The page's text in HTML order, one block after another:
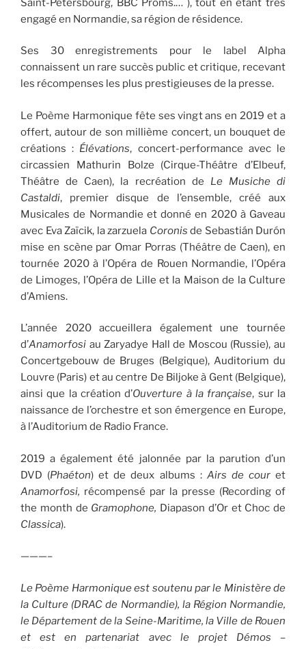
Saint-Pétersbourg, BBC Proms.… ), tout en étant très
engagé en Normandie, sa région de résidence.
Ses 30 enregistrements pour le label Alpha
connaissent un rare succès public et critique, recevant
les récompenses les plus prestigieuses de la presse.
Le Poème Harmonique fête ses vingt ans en 2019 et a
offert, autour de son millième concert, un bouquet de
créations : Élévations, concert-performance avec le
circassien Mathurin Bolze (Cirque-Théâtre d’Elbeuf,
Théâtre de Caen), la recréation de Le Musiche di
Castaldi, premier disque de l’ensemble, créé aux
Musicales de Normandie et donné en 2020 à Gaveau
avec Eva Zaïcik, la zarzuela Coronis de Sebastián Durón
mise en scène par Omar Porras (Théâtre de Caen), en
tournée 2020 à l’Opéra de Rouen Normandie, l’Opéra
de Limoges, l’Opéra de Lille et la Maison de la Culture
d’Amiens.
L’année 2020 accueillera également une tournée
d’Anamorfosi au Zaryadye Hall de Moscou (Russie), au
Concertgebouw de Bruges (Belgique), Auditorium du
Louvre (Paris) et au centre De Biljoke à Gent (Belgique),
ainsi que la création d’Ouverture à la française, sur la
naissance de l’orchestre et son émergence en Europe,
à l’Auditorium de Radio France.
2019 a également été jalonnée par la parution d’un
DVD (Phaéton) et de deux albums : Airs de couret
Anamorfosi, récompensé par la presse (Recording of
the month de Gramophone, Diapason d’Or et Choc de
Classica).
———–
Le Poème Harmonique est soutenu par le Ministère de
la Culture (DRAC de Normandie), la Région Normandie,
le Département de la Seine-Maritime, la Ville de Rouen
et est en partenariat avec le projet Démos –